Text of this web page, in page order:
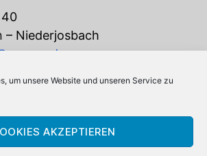
um unsere Website und unseren Service zu
AKZEPTIEREN
40
– Niederjosbach
ev.de
beim
(VR 832)